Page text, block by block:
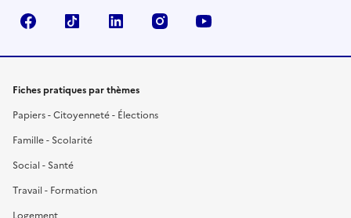
FacebookTikTok LinkedIn Instagram
Fiches pratiques par thèmes
Papiers - Citoyenneté - Élections
Famille - Scolarité
Social - Santé
Travail - Formation